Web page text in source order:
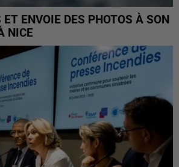
ET ENVOIE DES PHOTOS À SON
NICE